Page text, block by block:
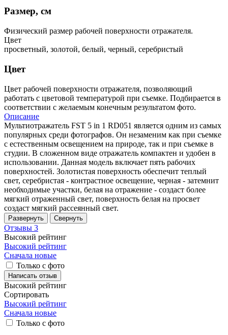
Размер, см
Физический размер рабочей поверхности отражателя.
Цвет
просветный, золотой, белый, черный, серебристый
Цвет
Цвет рабочей поверхности отражателя, позволяющий
работать с цветовой температурой при съемке. Подбирается в
соответствии с желаемым конечным результатом фото.
Описание
Мультиотражатель FST 5 in 1 RD051 является одним из самых
популярных среди фотографов. Он незаменим как при съемке
с естественным освещением на природе, так и при съемке в
студии. В сложенном виде отражатель компактен и удобен в
использовании. Данная модель включает пять рабочих
поверхностей. Золотистая поверхность обеспечит теплый
свет, серебристая - контрастное освещение, черная - затемнит
необходимые участки, белая на отражение - создаст более
мягкий отраженный свет, поверхность белая на просвет
создаст мягкий рассеянный свет.
Развернуть Свернуть
Отзывы 3
Высокий рейтинг
Высокий рейтинг
Сначала новые
Только с фото
Написать отзыв
Высокий рейтинг
Сортировать
Высокий рейтинг
Сначала новые
Только с фото